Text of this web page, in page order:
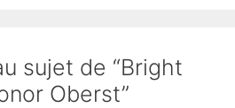
sujet de “Bright
Oberst”